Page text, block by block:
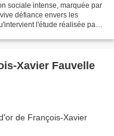
sociale intense, marquée par
défiance envers les
l'étude réalisée par
Xavier Fauvelle